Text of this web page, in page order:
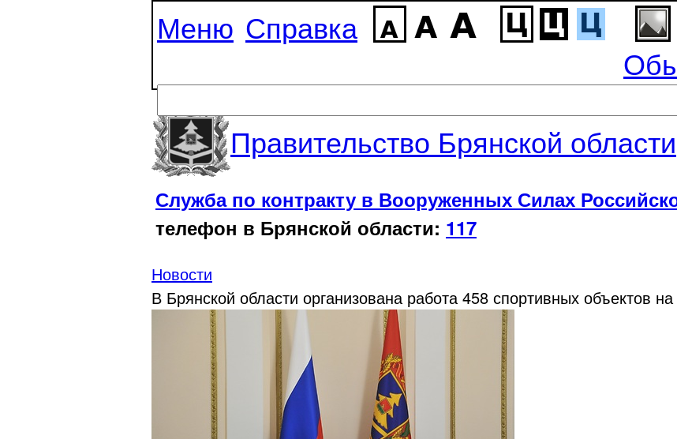
Меню Справка
Правительство Брянской области
Служба по контракту в Вооруженных Силах
телефон в Брянской области: 117
Новости
В Брянской области организована работа 458 спортивных объектов